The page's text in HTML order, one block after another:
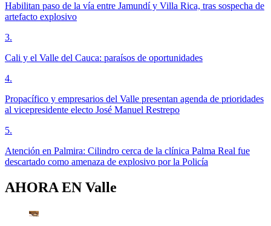
Habilitan paso de la vía entre Jamundí y Villa Rica, tras sospecha de
artefacto explosivo
3.
Cali y el Valle del Cauca: paraísos de oportunidades
4.
Propacífico y empresarios del Valle presentan agenda de prioridades
al vicepresidente electo José Manuel Restrepo
5.
Atención en Palmira: Cilindro cerca de la clínica Palma Real fue
descartado como amenaza de explosivo por la Policía
AHORA EN Valle